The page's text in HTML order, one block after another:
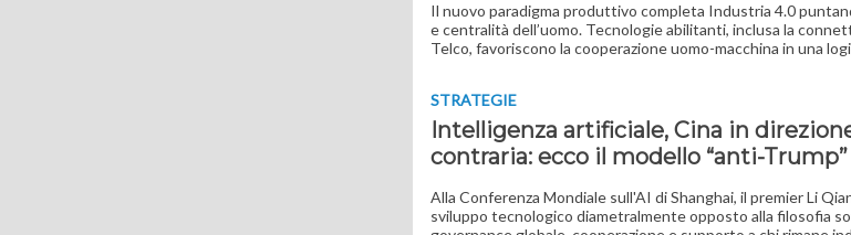
Il nuovo paradigma produttivo completa Industria 4.0
e centralità dell’uomo. Tecnologie abilitanti, inclusa la
Telco, favoriscono la cooperazione uomo-macchina in una
STRATEGIE
Intelligenza artificiale, Cina in
contraria: ecco il modello “anti-Trump”
Alla Conferenza Mondiale sull'AI di Shanghai, il premier Li
sviluppo tecnologico diametralmente opposto alla filosofia